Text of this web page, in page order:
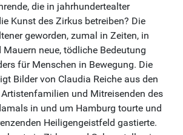
die in jahrhundertealter
Kunst des Zirkus betreiben? Die
geworden, zumal in Zeiten, in
Mauern neue, tödliche Bedeutung
für Menschen in Bewegung. Die
Bilder von Claudia Reiche aus den
und Mitreisenden des
in und um Hamburg tourte und
Heiligengeistfeld gastierte.